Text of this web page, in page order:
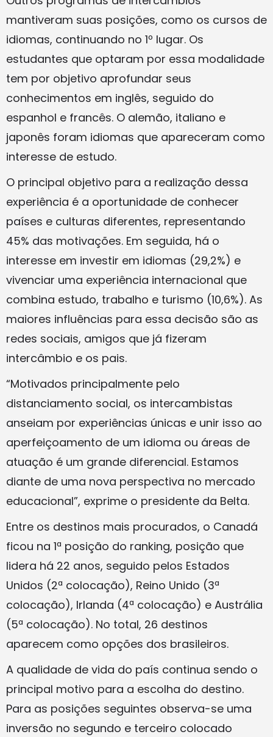
mantiveram suas posições, como os cursos de
idiomas, continuando no 1º lugar. Os
estudantes que optaram por essa modalidade
tem por objetivo aprofundar seus
conhecimentos em inglês, seguido do
espanhol e francês. O alemão, italiano e
japonês foram idiomas que apareceram como
interesse de estudo.
O principal objetivo para a realização dessa
experiência é a oportunidade de conhecer
países e culturas diferentes, representando
45% das motivações. Em seguida, há o
interesse em investir em idiomas (29,2%) e
vivenciar uma experiência internacional que
combina estudo, trabalho e turismo (10,6%). As
maiores influências para essa decisão são as
redes sociais, amigos que já fizeram
intercâmbio e os pais.
“Motivados principalmente pelo
distanciamento social, os intercambistas
anseiam por experiências únicas e unir isso ao
aperfeiçoamento de um idioma ou áreas de
atuação é um grande diferencial. Estamos
diante de uma nova perspectiva no mercado
educacional”, exprime o presidente da Belta.
Entre os destinos mais procurados, o Canadá
ficou na 1ª posição do ranking, posição que
lidera há 22 anos, seguido pelos Estados
Unidos (2ª colocação), Reino Unido (3ª
colocação), Irlanda (4ª colocação) e Austrália
(5ª colocação). No total, 26 destinos
aparecem como opções dos brasileiros.
A qualidade de vida do país continua sendo o
principal motivo para a escolha do destino.
Para as posições seguintes observa-se uma
inversão no segundo e terceiro colocado